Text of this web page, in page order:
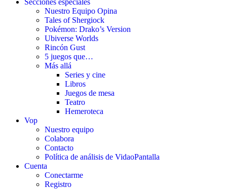
Secciones especiales
Nuestro Equipo Opina
Tales of Shergiock
Pokémon: Drako’s Version
Ubiverse Worlds
Rincón Gust
5 juegos que…
Más allá
Series y cine
Libros
Juegos de mesa
Teatro
Hemeroteca
Vop
Nuestro equipo
Colabora
Contacto
Política de análisis de VidaoPantalla
Cuenta
Conectarme
Registro